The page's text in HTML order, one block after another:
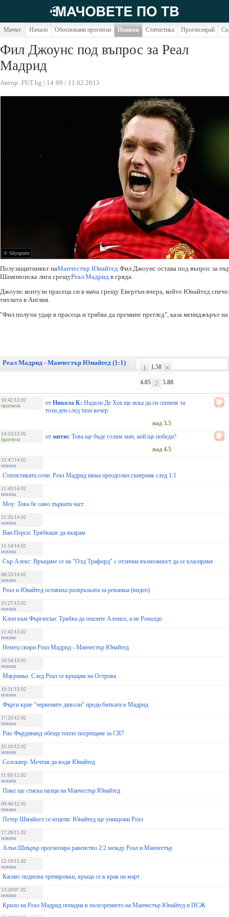
Мачът: Начало Обосновани прогнози Новини Статистика Прогнозирай
Фил Джоунс под въпрос за Реал
Мадрид
Автор: FUT.bg | 14:09 / 11.02.2013
© Skysports
Полузащитникът наМанчестър Юнайтед Фил Джоунс остава под въпрос за
Шампионска лига срещуРеал Мадрид в сряда.
Джоунс контузи прасеца си в мача срещу Евертън вчера, който Юнайтед
титлата в Англия.
"Фил получи удар в прасеца и трябва да премине преглед", каза мениджърът
Реал Мадрид - Манчестър Юнайтед (1:1)
1.58
4.05 5.88
10:42/13.02
прогноза
от Никола К: Надали Де Хеа ще иска да си спомня за
този ден след тази вечер
над 3.5
14:53/13.02
прогноза
от митю: Това ще бъде голям мач, кой ще победи?
над 4.5
12:47/14.02
новина
Статистиката сочи: Реал Мадрид няма преодолян съперник след 1:1
11:43/14.02
новина
Моу: Това бе само първата част
11:35/14.02
новина
Ван Перси: Трябваше да вкарам
11:14/14.02
новина
Сър Алекс: Връщаме се на "Олд Трафорд" с отлична възможност да се класираме
08:53/14.02
новина
Реал и Юнайтед оставиха развръзката за реванша (видео)
15:27/13.02
новина
Клоп към Фъргюсън: Трябва да опазите Алонсо, а не Роналдо
11:42/13.02
новина
Немец свири Реал Мадрид - Манчестър Юнайтед
10:54/13.02
новина
Мауриньо: След Реал се връщам на Острова
10:31/13.02
новина
Фърги крие "червените дяволи" преди битката в Мадрид
17:25/12.02
новина
Рио Фърдинанд обеща топло посрещане за CR7
15:10/12.02
новина
Солскяер: Мечтая да водя Юнайтед
11:05/12.02
новина
Пике ще стиска палци на Манчестър Юнайтед
09:46/12.02
новина
Петер Шмайхел се изцепи: Юнайтед ще унищожи Реал
17:20/11.02
новина
Алън Шиърър прогнозира равенство 2:2 между Реал и Манчестър
12:19/11.02
новина
Касияс поднови тренировки, връща се в края на март
13:20/07.02
новина
Крило на Реал Мадрид попадна в полезрението на Манчестър Юнайтед и ПСЖ